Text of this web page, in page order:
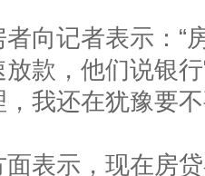
记者表示：“
款，他们说银
我还在犹豫要
示，现在房贷